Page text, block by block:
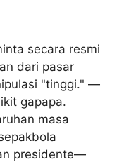
secara resmi
dari pasar
"tinggi." —
gapapa.
masa
presidente—